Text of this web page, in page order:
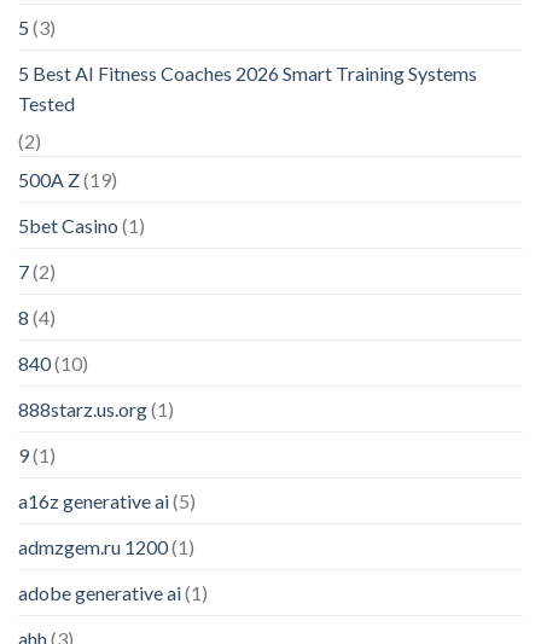
5 (3)
5 Best AI Fitness Coaches 2026 Smart Training Systems
Tested
(2)
500A Z(19)
5bet Casino (1)
7(2)
8 (4)
840(10)
888starz.us.org(1)
9(1)
a16z generative ai(5)
admzgem.ru 1200(1)
adobe generative ai(1)
ahh(3)